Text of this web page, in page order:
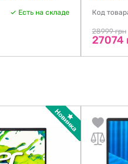
Есть на складе Код
28999 грн
27074